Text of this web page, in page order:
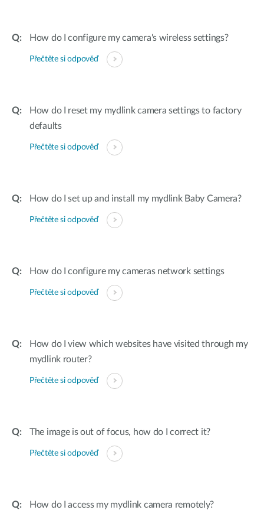
How do I configure my camera's wireless settings?
Přečtěte si odpověď
How do I reset my mydlink camera settings to factory
defaults
Přečtěte si odpověď
How do I set up and install my mydlink Baby Camera?
Přečtěte si odpověď
How do I configure my cameras network settings
Přečtěte si odpověď
How do I view which websites have visited through my
mydlink router?
Přečtěte si odpověď
The image is out of focus, how do I correct it?
Přečtěte si odpověď
How do I access my mydlink camera remotely?